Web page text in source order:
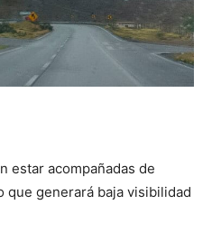
estar acompañadas de
generará baja visibilidad